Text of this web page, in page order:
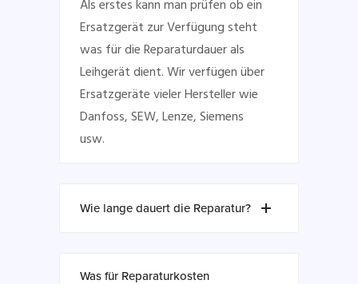
Als erstes kann man prüfen ob ein
Ersatzgerät zur Verfügung steht
was für die Reparaturdauer als
Leihgerät dient. Wir verfügen über
Ersatzgeräte vieler Hersteller wie
Danfoss, SEW, Lenze, Siemens
usw.
Wie lange dauert die Reparatur?
Was für Reparaturkosten